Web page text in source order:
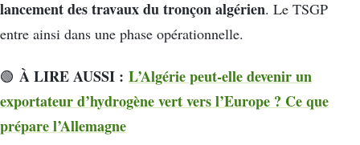
lancement des travaux du tronçon algérien. Le TSGP
entre ainsi dans une phase opérationnelle.
🟢 À LIRE AUSSI : L’Algérie peut-elle devenir un
exportateur d’hydrogène vert vers l’Europe ? Ce que
prépare l’Allemagne